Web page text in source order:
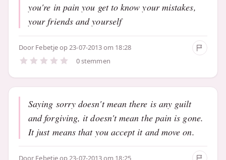
you're in pain you get to know your mistakes,
your friends and yourself
Door Febetjeop 23-07-2013 om 18:28
0 stemmen
Saying sorry doesn't mean there is any guilt
and forgiving, it doesn't mean the pain is gone.
It just means that you accept it and move on.
Door Febetjeop 23-07-2013 om 18:25